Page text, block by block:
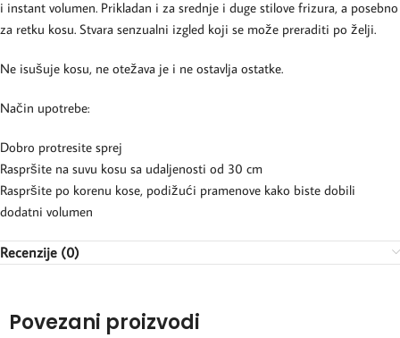
i instant volumen. Prikladan i za srednje i duge stilove frizura, a posebno
za retku kosu. Stvara senzualni izgled koji se može preraditi po želji.
Ne isušuje kosu, ne otežava je i ne ostavlja ostatke.
Način upotrebe:
Dobro protresite sprej
Raspršite na suvu kosu sa udaljenosti od 30 cm
Raspršite po korenu kose, podižući pramenove kako biste dobili
dodatni volumen
Recenzije (0)
Povezani proizvodi